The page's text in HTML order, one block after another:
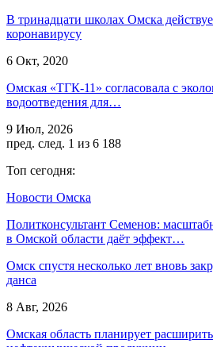
В тринадцати школах Омска
коронавирусу
6 Окт, 2020
Омская «ТГК-11» согласовала с
водоотведения для…
9 Июл, 2026
пред. след. 1 из 6 188
Топ сегодня:
Новости Омска
Политконсультант Семенов:
в Омской области даёт эффект…
Омск спустя несколько лет вновь
данса
8 Авг, 2026
Омская область планирует